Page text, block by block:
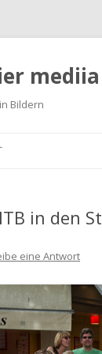
mediia
Bildern
in den
eine Antwort